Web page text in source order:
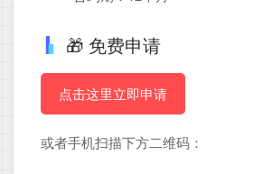
🎁 免费申请
点击这里立即申请
或者手机扫描下方二维码：